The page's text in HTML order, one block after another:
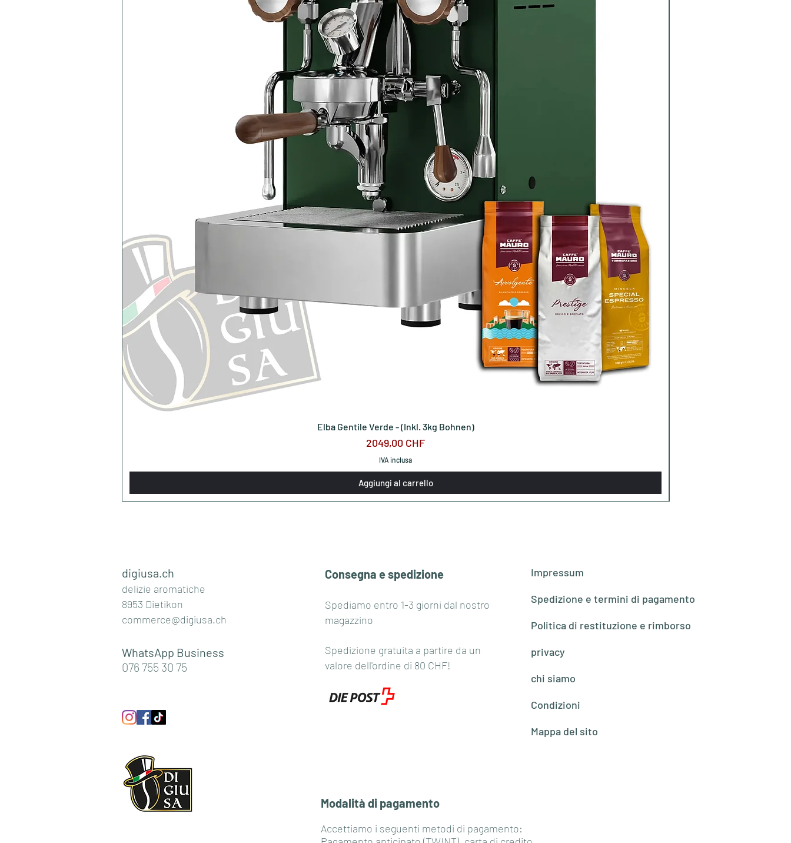
Elba Gentile Verde - (Inkl. 3kg Bohnen)
Prezzo
2049,00 CHF
IVA inclusa
Aggiungi al carrello
digiusa.ch
delizie aromatiche
8953 Dietikon
commerce@digiusa.ch
WhatsApp Business
076 755 30 75
Consegna e spedizione
Spediamo entro 1-3 giorni dal nostro
magazzino
Spedizione gratuita a partire da un
valore dell'ordine di 80 CHF!
Impressum
Spedizione e termini di pagamento
Politica di restituzione e rimborso
privacy
chi siamo
Condizioni
Mappa del sito
Modalità di pagamento
Accettiamo i seguenti metodi di pagamento: